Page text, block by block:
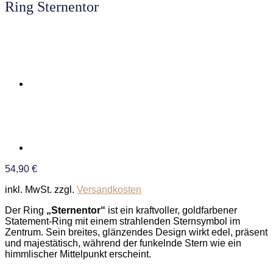
Ring Sternentor
54,90 €
inkl. MwSt. zzgl. Versandkosten
Der Ring „Sternentor“ ist ein kraftvoller, goldfarbener
Statement-Ring mit einem strahlenden Sternsymbol im
Zentrum. Sein breites, glänzendes Design wirkt edel, präsent
und majestätisch, während der funkelnde Stern wie ein
himmlischer Mittelpunkt erscheint.